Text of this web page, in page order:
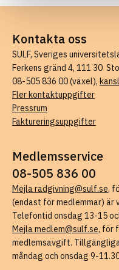
Kontakta oss
SULF, Sveriges
Ferkens gränd 4, 111 30
08-505 836 00 (växel),
Fler kontaktuppgifter
Pressrum
Faktureringsuppgifter
Medlemsservice
08-505 836 00
Mejla radgivning@sulf.se,
(endast för medlemmar) är
Telefontid onsdag 13-15
Mejla medlem@sulf.se, för
medlemsavgift.
måndag och onsdag 9-